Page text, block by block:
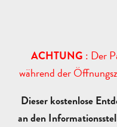
ACHTUNG : Der
während der
Dieser kostenlose
an den